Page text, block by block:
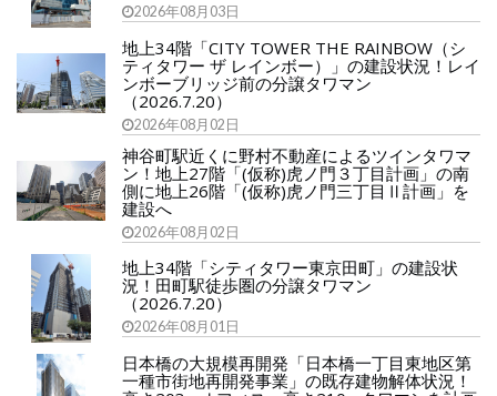
2026年08月03日
地上34階「CITY TOWER THE RAINBOW（シ
ティタワー ザ レインボー）」の建設状況！レイ
ンボーブリッジ前の分譲タワマン
（2026.7.20）
2026年08月02日
神谷町駅近くに野村不動産によるツインタワマ
ン！地上27階「(仮称)虎ノ門３丁目計画」の南
側に地上26階「(仮称)虎ノ門三丁目Ⅱ計画」を
建設へ
2026年08月02日
地上34階「シティタワー東京田町」の建設状
況！田町駅徒歩圏の分譲タワマン
（2026.7.20）
2026年08月01日
日本橋の大規模再開発「日本橋一丁目東地区第
一種市街地再開発事業」の既存建物解体状況！